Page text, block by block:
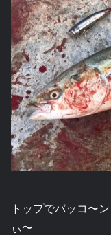
トップでバッコ〜
ぃ〜